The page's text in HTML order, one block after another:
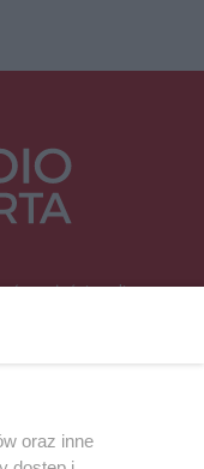
rozgłośnię radiową
Wlkp.).
oraz inne